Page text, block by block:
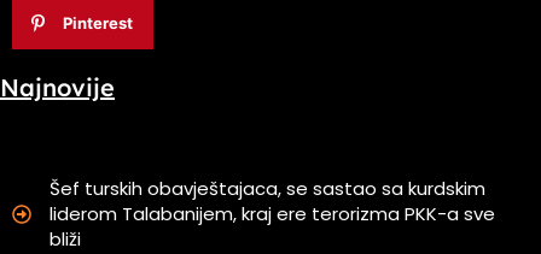
Pinterest
Najnovije
Šef turskih obavještajaca, se sastao sa kurdskim
liderom Talabanijem, kraj ere terorizma PKK-a sve
bliži